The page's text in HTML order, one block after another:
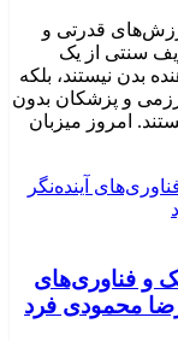
قدرتی و
سنتی از یک
بدن نیستند، بلکه
و پزشکان بدون
امروز میزبان
و فناوری‌های
محمودی فرد